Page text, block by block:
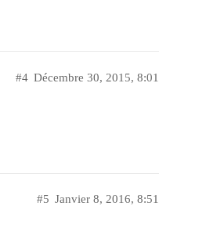
Décembre 30, 2015, 8:01
#4
Janvier 8, 2016, 8:51
#5